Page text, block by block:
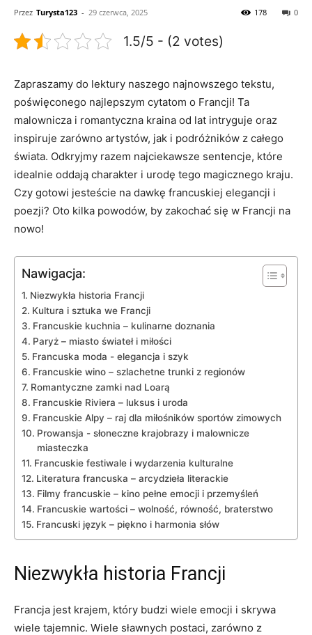
Przez Turysta123 - 29 czerwca, 2025 0
178
1.5/5 - (2 votes)
Zapraszamy do lektury ‍naszego​ najnowszego tekstu,
poświęconego najlepszym ⁤cytatom ‌o Francji! Ta
malownicza i ‍romantyczna kraina od lat intryguje oraz
inspiruje zarówno artystów, jak i podróżników z całego
świata. Odkryjmy ‍razem najciekawsze sentencje, które
idealnie oddają charakter⁣ i urodę tego magicznego kraju.
Czy gotowi jesteście na dawkę francuskiej elegancji‌ i
poezji? Oto ⁤kilka powodów,⁤ by zakochać się ⁤w ‍Francji na
nowo!
Nawigacja:
Niezwykła historia Francji
Kultura i sztuka⁤ we Francji
Francuskie​ kuchnia – ⁤kulinarne​ doznania
Paryż – miasto świateł i ⁢miłości
Francuska moda ‍- elegancja i⁣ szyk
Francuskie wino – szlachetne trunki z regionów
Romantyczne zamki nad Loarą
Francuskie Riviera – luksus i uroda
Francuskie Alpy – raj dla miłośników sportów zimowych
Prowansja -‌ słoneczne krajobrazy i malownicze
miasteczka
Francuskie festiwale ‍i wydarzenia kulturalne
Literatura⁤ francuska – arcydzieła ‌literackie
Filmy francuskie – kino pełne emocji i przemyśleń
Francuskie ‍wartości – wolność,⁤ równość, braterstwo
Francuski język – piękno i harmonia słów
Niezwykła historia Francji
Francja jest krajem, który budzi wiele emocji⁢ i ⁤skrywa
wiele tajemnic. Wiele sławnych postaci, zarówno ⁣z